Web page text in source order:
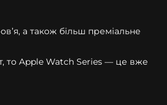
а також більш преміальне
то Apple Watch Series — це вже